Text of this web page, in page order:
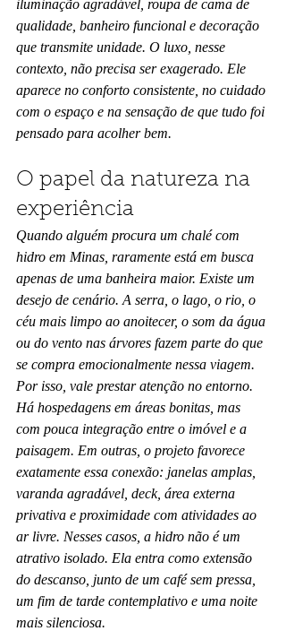
iluminação agradável, roupa de cama de
qualidade, banheiro funcional e decoração
que transmite unidade. O luxo, nesse
contexto, não precisa ser exagerado. Ele
aparece no conforto consistente, no cuidado
com o espaço e na sensação de que tudo foi
pensado para acolher bem.
O papel da natureza na
experiência
Quando alguém procura um chalé com
hidro em Minas, raramente está em busca
apenas de uma banheira maior. Existe um
desejo de cenário. A serra, o lago, o rio, o
céu mais limpo ao anoitecer, o som da água
ou do vento nas árvores fazem parte do que
se compra emocionalmente nessa viagem.
Por isso, vale prestar atenção no entorno.
Há hospedagens em áreas bonitas, mas
com pouca integração entre o imóvel e a
paisagem. Em outras, o projeto favorece
exatamente essa conexão: janelas amplas,
varanda agradável, deck, área externa
privativa e proximidade com atividades ao
ar livre. Nesses casos, a hidro não é um
atrativo isolado. Ela entra como extensão
do descanso, junto de um café sem pressa,
um fim de tarde contemplativo e uma noite
mais silenciosa.